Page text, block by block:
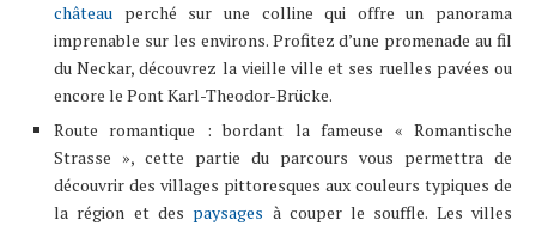
château perché sur une colline qui offre un panorama
imprenable sur les environs. Profitez d’une promenade au fil
du Neckar, découvrez la vieille ville et ses ruelles pavées ou
encore le Pont Karl-Theodor-Brücke.
Route romantique : bordant la fameuse « Romantische
Strasse », cette partie du parcours vous permettra de
découvrir des villages pittoresques aux couleurs typiques de
la région et des paysages à couper le souffle. Les villes